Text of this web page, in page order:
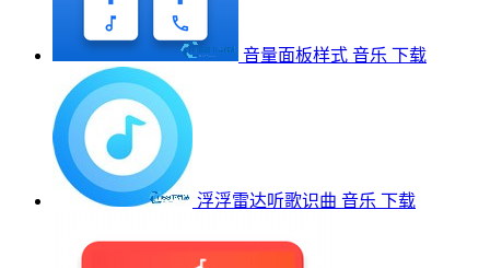
音量面板样式 音乐 下载
浮浮雷达听歌识曲 音乐 下载